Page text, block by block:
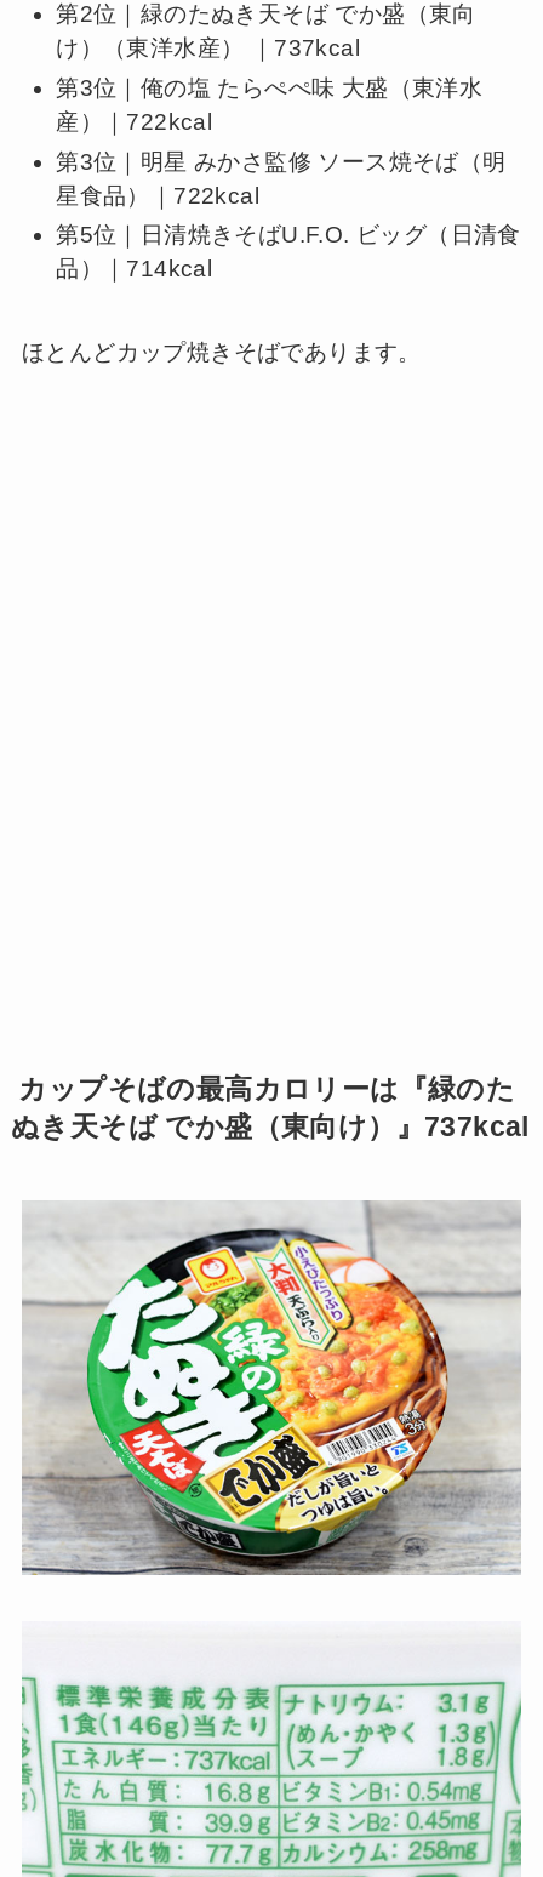
第2位｜緑のたぬき天そば でか盛（東向
け）（東洋水産） ｜737kcal
第3位｜俺の塩 たらぺぺ味 大盛（東洋水
産）｜722kcal
第3位｜明星 みかさ監修 ソース焼そば（明
星食品）｜722kcal
第5位｜日清焼きそばU.F.O. ビッグ（日清食
品）｜714kcal
ほとんどカップ焼きそばであります。
カップそばの最高カロリーは『緑のた
ぬき天そば でか盛（東向け）』737kcal